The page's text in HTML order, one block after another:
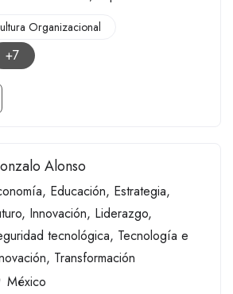
Organizacional
+7
Alonso
, Educación, Estrategia,
, Innovación, Liderazgo,
tecnológica, Tecnología e
, Transformación
México